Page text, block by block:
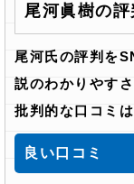
尾河眞樹の評
尾河氏の評判を
説のわかりやす
批判的な口コミ
良い口コミ